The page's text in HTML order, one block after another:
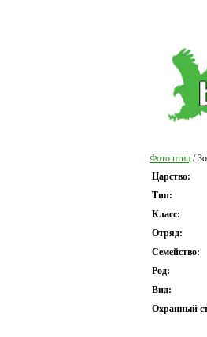
Фото птиц /
Царство:
Тип:
Класс:
Отряд:
Семейство:
Род:
Вид:
Охранный